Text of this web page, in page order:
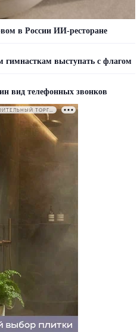
в России ИИ-ресторане
гимнасткам выступать с флагом
вид телефонных звонков